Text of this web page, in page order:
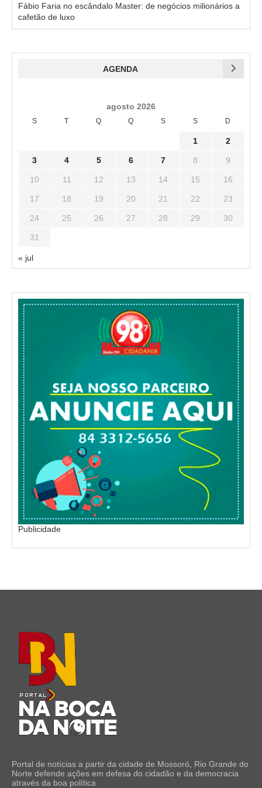
Fábio Faria no escândalo Master: de negócios milionários a
cafetão de luxo
AGENDA
agosto 2026
S T Q Q S S D
1 2
3 4 5 6 7 8 9
10 11 12 13 14 15 16
17 18 19 20 21 22 23
24 25 26 27 28 29 30
31
« jul
Publicidade
Portal de notícias a partir da cidade de Mossoró, Rio Grande do
Norte defende ações em defesa do cidadão e da democracia
através da boa política